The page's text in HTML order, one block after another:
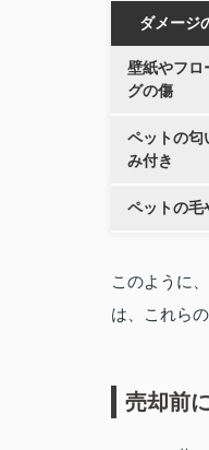
ダメージ
壁紙やフロ
グの傷
ペットの匂
み付き
ペットの毛
このように
は、これら
売却前